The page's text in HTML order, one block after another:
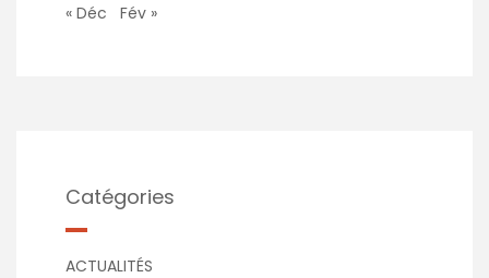
« Déc
Fév »
Catégories
ACTUALITÉS